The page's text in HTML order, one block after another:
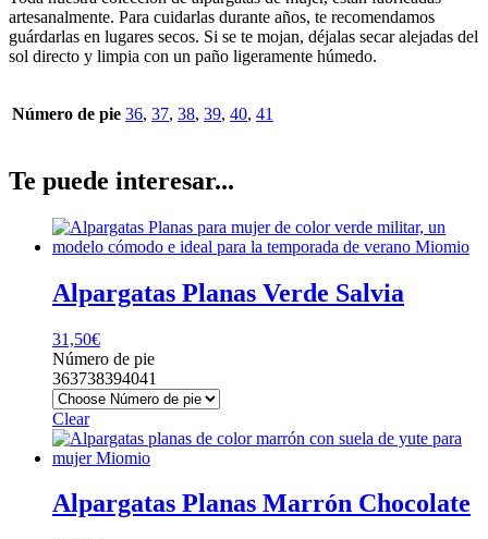
artesanalmente. Para cuidarlas durante años, te recomendamos
guárdarlas en lugares secos. Si se te mojan, déjalas secar alejadas del
sol directo y limpia con un paño ligeramente húmedo.
Número de pie 36, 37, 38, 39, 40, 41
Te puede interesar...
Alpargatas Planas Verde Salvia
31,50€
Número de pie
363738394041
Clear
Alpargatas Planas Marrón Chocolate